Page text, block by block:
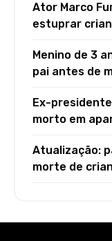
Ator Marco
estuprar
Menino de 3
pai antes de
Ex-
morto em
Atualização:
morte de